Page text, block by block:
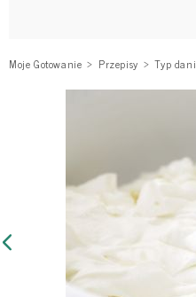
Moje Gotowanie Przepisy Typ